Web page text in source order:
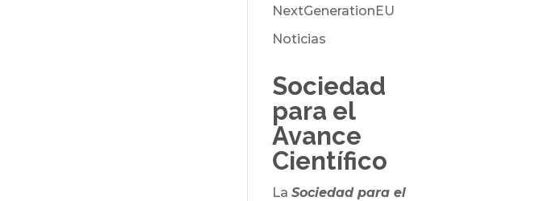
NextGenerationEU
Noticias
Sociedad
para el
Avance
Científico
LaSociedad para el